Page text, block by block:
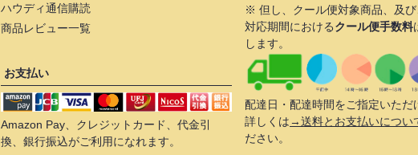
ハウディ通信購読
商品レビュー一覧
お支払い
Amazon Pay、クレジットカード、代金引
換、銀行振込がご利用になれます。
※ 但し、クール便対象商品、及
対応期間におけるクール便手数料
します。
配達日・配達時間をご指定いただ
詳しくは→送料とお支払いについ
ださい。